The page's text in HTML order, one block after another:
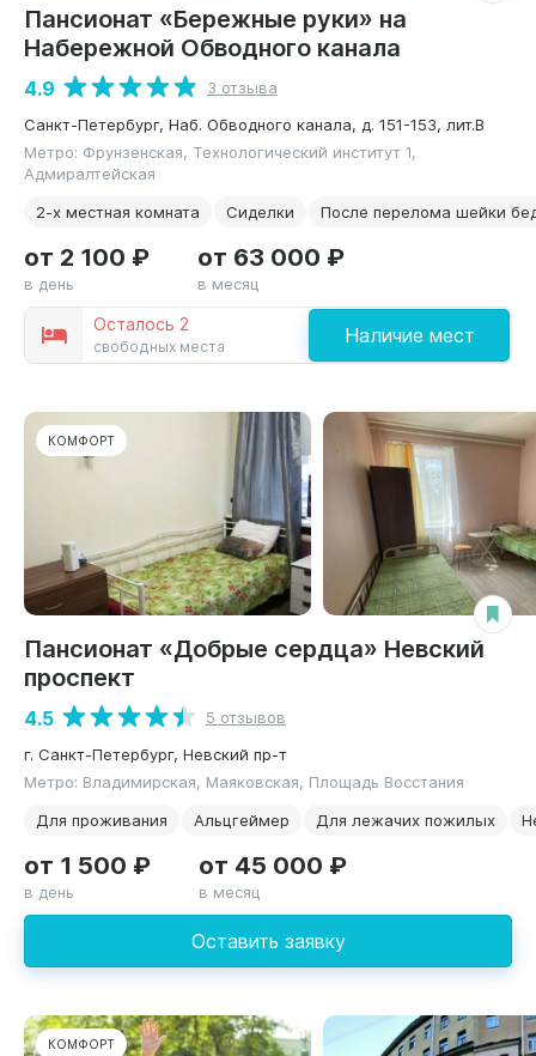
Пансионат «Бережные руки» на
Набережной Обводного канала
4.9
3 отзыва
Санкт-Петербург, Наб. Обводного канала, д. 151-153, лит.В
Метро: Фрунзенская, Технологический институт 1,
Адмиралтейская
2-х местная комната
Сиделки После перелома шейки
Осталось 2
свободных места Наличие мест
от 2 100 ₽
в день
от 63 000 ₽
в месяц
КОМФОРТ
Пансионат «Добрые сердца» Невский
проспект
4.5
5 отзывов
г. Санкт-Петербург, Невский пр-т
Метро: Владимирская, Маяковская, Площадь Восстания
Для проживания
Альцгеймер Для лежачих пожилых
Оставить заявку
от 1 500 ₽
в день
от 45 000 ₽
в месяц
КОМФОРТ